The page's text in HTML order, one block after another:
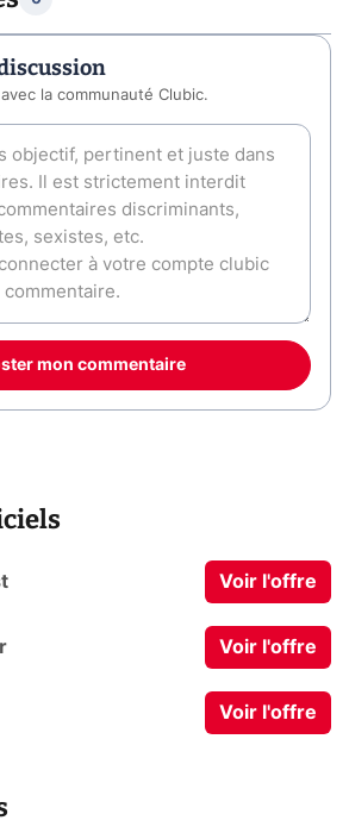
la communauté Clubic.
mon commentaire
Voir l'offre
Voir l'offre
Voir l'offre